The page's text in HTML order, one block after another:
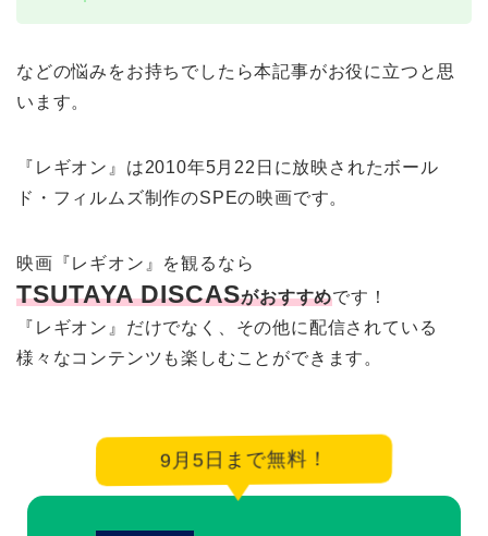
などの悩みをお持ちでしたら本記事がお役に立つと思
います。
『レギオン』は2010年5月22日に放映されたボール
ド・フィルムズ制作のSPEの映画です。
映画『レギオン』を観るなら
TSUTAYA DISCASがおすすめです！
『レギオン』だけでなく、その他に配信されている
様々なコンテンツも楽しむことができます。
9月5日まで無料！